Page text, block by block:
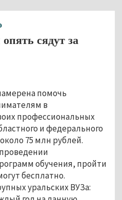
сядут за
помочь
в
профессиональных
и федерального
75 млн рублей.
обучения, пройти
бесплатно.
уральских ВУЗа: